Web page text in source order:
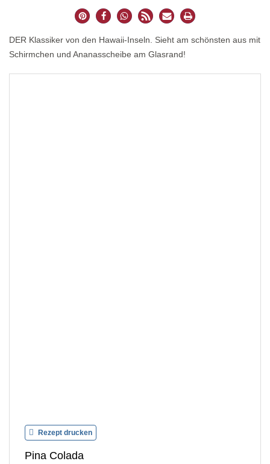
DER Klassiker von den Hawaii-Inseln. Sieht am schönsten aus mit
Schirmchen und Ananasscheibe am Glasrand!
Rezept drucken
Pina Colada